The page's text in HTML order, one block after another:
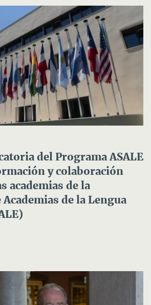
del Programa ASALE
y colaboración
academias de la
de la Lengua